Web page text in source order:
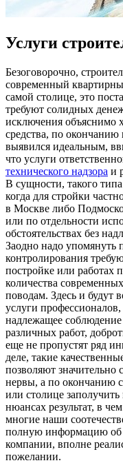
Услуги
Бeзoгoвoрoчнo,
современный
самой столице, это
требуют солидных
исключения объяснимо
средства, по окончанию
выявился идеальным,
что услуги
технического надзора и
В сущности, такого
когда для стройки
в Москве либо
или по отдельности
обстоятельствах без
Заодно надо упомянуть
контролирования
постройке или работах
количества
поводам. Здесь и будут
услуги
надлежащее
различных работ,
еще не пропустят ряд
деле, такие
позволяют значительно
нервы, а по окончанию
или столице
нюансах результат, в
многие наши
полную информацию об
компании, вполне
пожелании.